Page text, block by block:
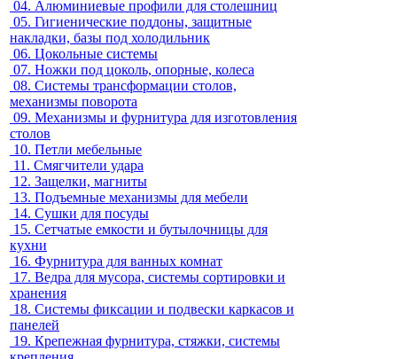
04. Алюминиевые профили для столешниц
05. Гигиенические поддоны, защитные
накладки, базы под холодильник
06. Цокольные системы
07. Ножки под цоколь, опорные, колеса
08. Системы трансформации столов,
механизмы поворота
09. Механизмы и фурнитура для изготовления
столов
10. Петли мебельные
11. Смягчители удара
12. Защелки, магниты
13. Подъемные механизмы для мебели
14. Сушки для посуды
15. Сетчатые емкости и бутылочницы для
кухни
16. Фурнитура для ванных комнат
17. Ведра для мусора, системы сортировки и
хранения
18. Системы фиксации и подвески каркасов и
панелей
19. Крепежная фурнитура, стяжки, системы